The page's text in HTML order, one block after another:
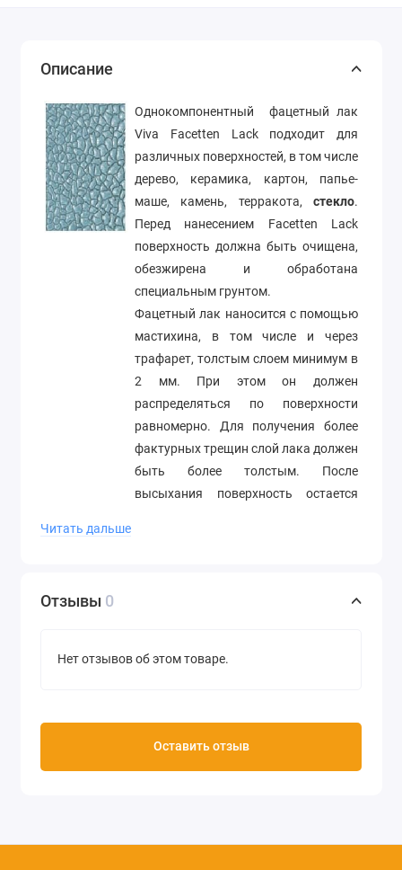
Описание
Однокомпонентный фацетный лак
Viva Facetten Lack подходит для
различных поверхностей, в том числе
дерево, керамика, картон, папье-
маше, камень, терракота, стекло.
Перед нанесением Facetten Lack
поверхность должна быть очищена,
обезжирена и обработана
специальным грунтом.
Фацетный лак наносится с помощью
мастихина, в том числе и через
трафарет, толстым слоем минимум в
2 мм. При этом он должен
распределяться по поверхности
равномерно. Для получения более
фактурных трещин слой лака должен
быть более толстым. После
высыхания поверхность остается
Объем 90 мл
Внимание! При заказе для пересылки
почтой обратите внимание, что
Читать дальше
Отзывы 0
Нет отзывов об этом товаре.
Оставить отзыв